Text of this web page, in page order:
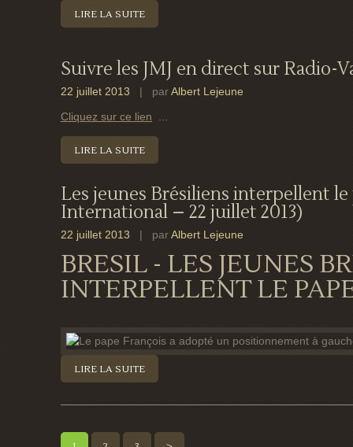
LIRE LA SUITE
Suivre les JMJ en direct sur Radio-
22 juillet 2013 | parAlbert Lejeune
Cliquez sur ce lien ...
LIRE LA SUITE
Les jeunes Brésiliens interpellent
International – 22 juillet 2013)
22 juillet 2013 | parAlbert Lejeune
BRESIL - LES JEUNES
INTERPELLENT LE
LIRE LA SUITE